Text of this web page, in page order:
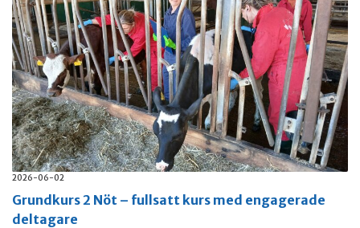
2026-06-02
Grundkurs 2 Nöt – fullsatt kurs med engagerade
deltagare